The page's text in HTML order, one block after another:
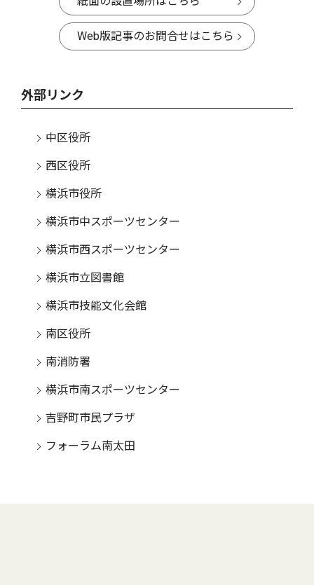
Web版記事のお問合せはこちら
外部リンク
中区役所
西区役所
横浜市役所
横浜市中スポーツセンター
横浜市西スポーツセンター
横浜市立図書館
横浜市技能文化会館
南区役所
南消防署
横浜市南スポーツセンター
吉野町市民プラザ
フォーラム南太田